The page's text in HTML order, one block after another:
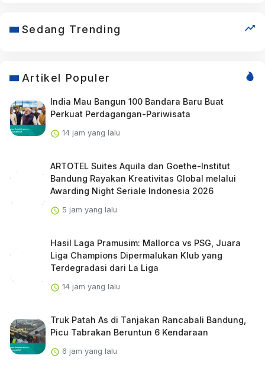
Sedang Trending
Artikel Populer
India Mau Bangun 100 Bandara Baru Buat
Perkuat Perdagangan-Pariwisata
14 jam yang lalu
ARTOTEL Suites Aquila dan Goethe-Institut
Bandung Rayakan Kreativitas Global melalui
Awarding Night Seriale Indonesia 2026
5 jam yang lalu
Hasil Laga Pramusim: Mallorca vs PSG, Juara
Liga Champions Dipermalukan Klub yang
Terdegradasi dari La Liga
14 jam yang lalu
Truk Patah As di Tanjakan Rancabali Bandung,
Picu Tabrakan Beruntun 6 Kendaraan
6 jam yang lalu